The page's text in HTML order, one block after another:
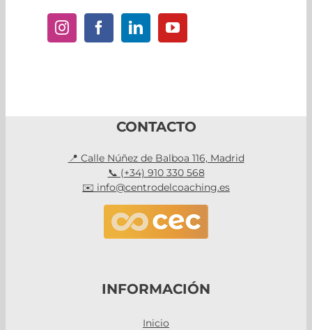
CONTACTO
📍 Calle Núñez de Balboa 116, Madrid
📞 (+34) 910 330 568
✉️ info@centrodelcoaching.es
INFORMACIÓN
Inicio